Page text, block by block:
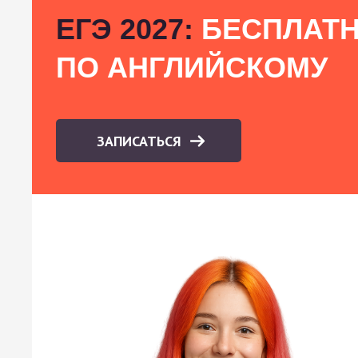
ЕГЭ 2027:
ПО АНГЛИЙСКОМУ
ЗАПИСАТЬСЯ